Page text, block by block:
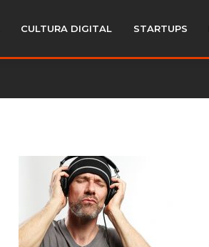
CULTURA DIGITAL STARTUPS